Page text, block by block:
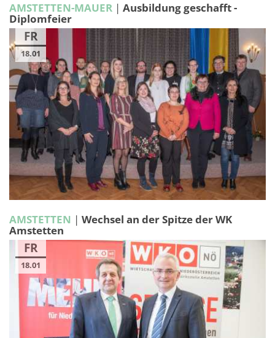
AMSTETTEN-MAUER | Ausbildung geschafft -
Diplomfeier
FR
18.01
AMSTETTEN | Wechsel an der Spitze der WK
Amstetten
FR
18.01